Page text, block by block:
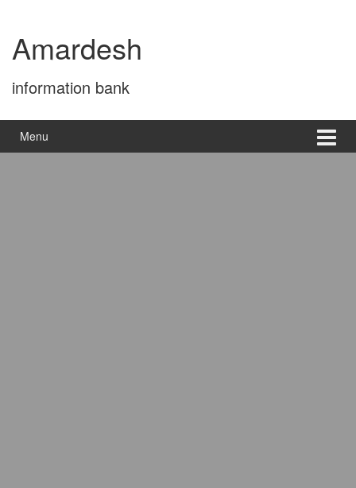
content
main
menuAmardesh
information bank
Menu